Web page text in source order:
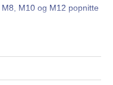
M10 og M12 popnitte